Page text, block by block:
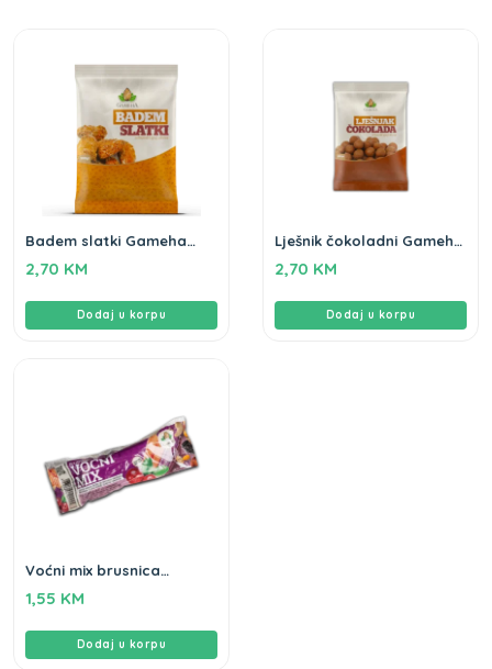
Badem slatki Gameha
2,70 KM
Dodaj u korpu
Lješnik čokoladni Gameha
2,70 KM
Dodaj u korpu
Voćni mix brusnica
1,55 KM
Dodaj u korpu